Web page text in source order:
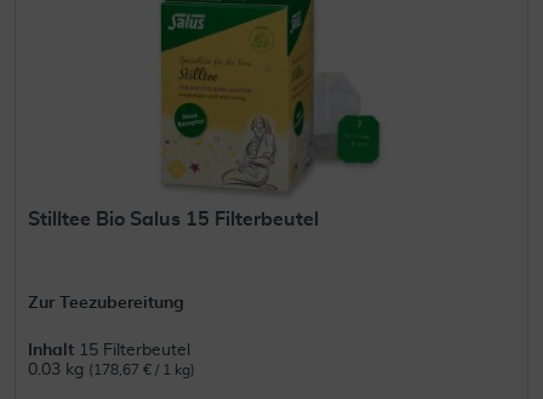
Stilltee Bio Salus 15 Filterbeutel
Zur Teezubereitung
Inhalt 15 Filterbeutel
0.03 kg (178,67 € / 1 kg)